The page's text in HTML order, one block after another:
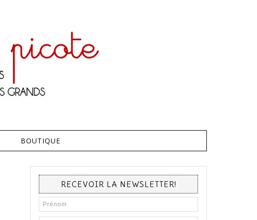
BOUTIQUE
RECEVOIR LA NEWSLETTER!